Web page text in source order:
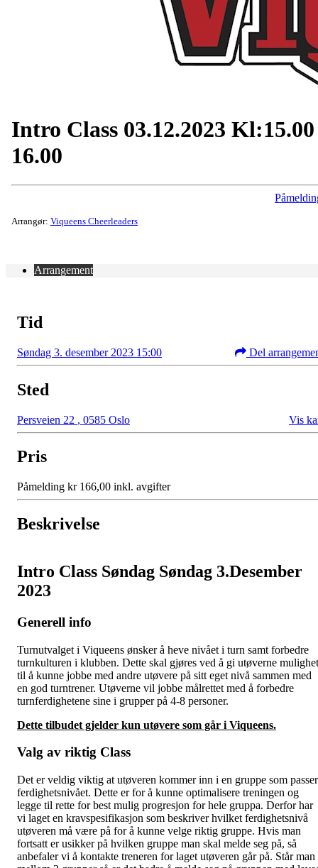
Intro Class 03.12.2023
16.00
Arrangør: Viqueens Cheerleaders
Arrangement
Tid
Søndag 3. desember 2023 15:00 Del
Sted
Persveien 22 , 0585 Oslo Vis
Pris
Påmelding kr 166,00 inkl. avgifter
Beskrivelse
Intro Class Søndag Søndag 3.Desember
2023
Generell info
Turnutvalget i Viqueens ønsker å heve nivået i turn samt forbedre
turnkulturen i klubben. Dette skal gjøres ved å gi utøverne mulighet
til å kunne jobbe med andre utøvere på sitt eget nivå sammen med
en god turntrener. Utøverne vil jobbe målrettet med å forbedre
turnferdighetene sine i grupper på 4-8 personer.
Dette tilbudet gjelder kun utøvere som går i Viqueens.
Valg av riktig Class
Det er veldig viktig at utøveren kommer inn i en gruppe som passer
ferdighetsnivået. Dette er for å kunne optimalisere treningen og
legge til rette for best mulig progresjon for hele gruppa. Derfor har
vi laget en kravspesifikasjon som beskriver hvilket ferdighetsnivå
utøveren må være på for å kunne velge riktig gruppe. Hvis man
fortsatt er usikker på hvilken gruppe man skal melde seg på, så
anbefaler vi å kontakte treneren for laget utøveren går på. Står man